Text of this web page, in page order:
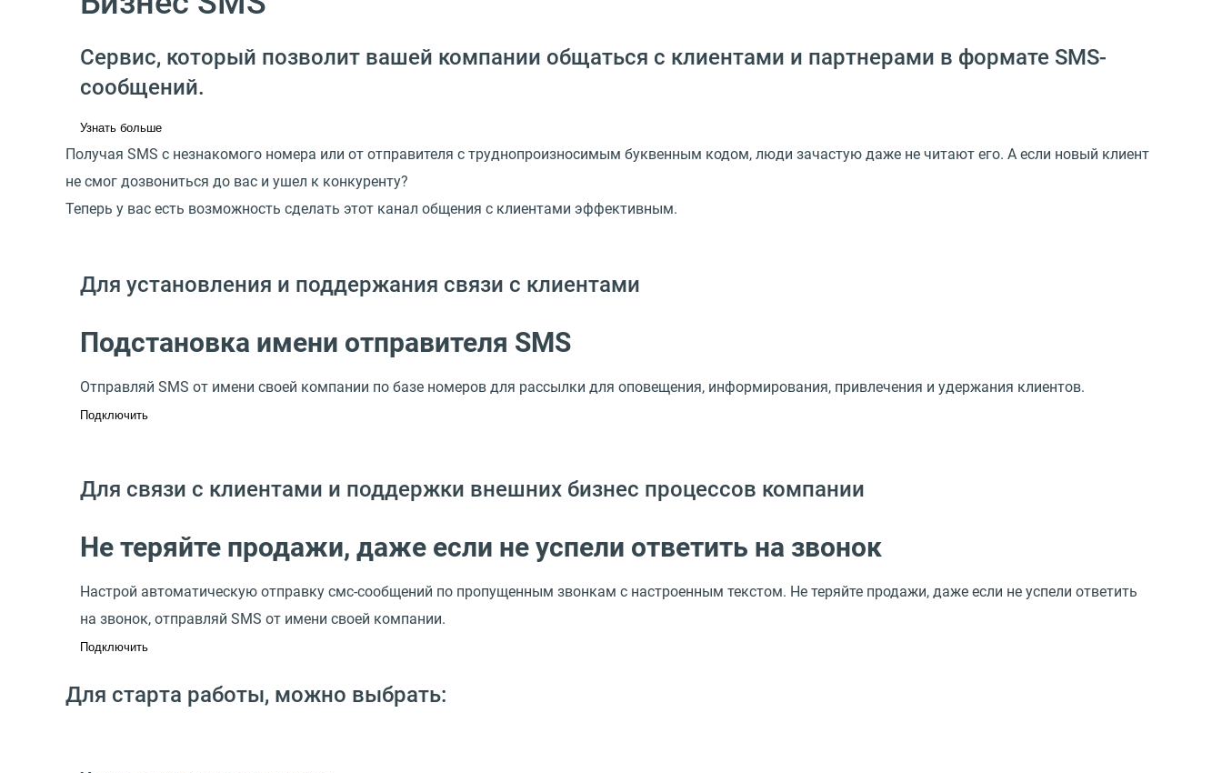
Сервис, который позволит вашей компании общаться с клиентами и партнерами в формате SMS-
сообщений.
Узнать больше
Получая SMS с незнакомого номера или от отправителя с труднопроизносимым буквенным кодом, люди зачастую даже не читают его. А если новый клиент
не смог дозвониться до вас и ушел к конкуренту?
Теперь у вас есть возможность сделать этот канал общения с клиентами эффективным.
Для установления и поддержания связи с клиентами
Подстановка имени отправителя SMS
Отправляй SMS от имени своей компании по базе номеров для рассылки для оповещения, информирования, привлечения и удержания клиентов.
Подключить
Для связи с клиентами и поддержки внешних бизнес процессов компании
Не теряйте продажи, даже если не успели ответить на звонок
Настрой автоматическую отправку смс-сообщений по пропущенным звонкам с настроенным текстом. Не теряйте продажи, даже если не успели ответить
на звонок, отправляй SMS от имени своей компании.
Подключить
Для старта работы, можно выбрать: